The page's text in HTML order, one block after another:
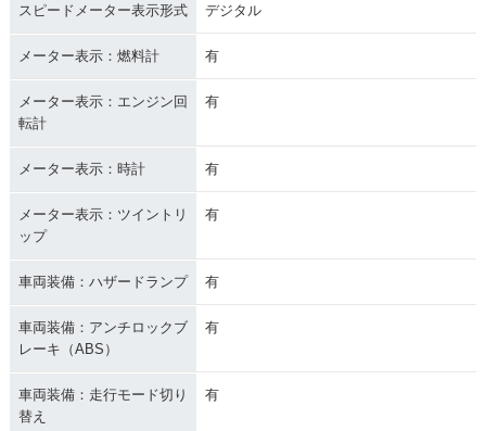
スピードメーター表示形式 デジタル
メーター表示：燃料計 有
メーター表示：エンジン回
転計
有
メーター表示：時計 有
メーター表示：ツイントリ
ップ
有
車両装備：ハザードランプ 有
車両装備：アンチロックブ
レーキ（ABS）
有
車両装備：走行モード切り
替え
有